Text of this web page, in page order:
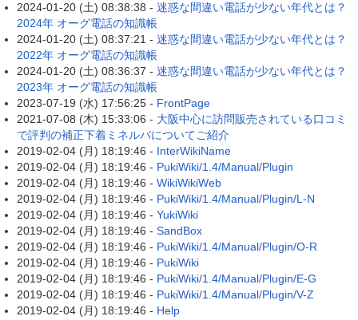
2024-01-20 (土) 08:38:38 - 迷惑な間違い電話が少ない年代とは？
2024年 オーグ電話の知識帳
2024-01-20 (土) 08:37:21 - 迷惑な間違い電話が少ない年代とは？
2022年 オーグ電話の知識帳
2024-01-20 (土) 08:36:37 - 迷惑な間違い電話が少ない年代とは？
2023年 オーグ電話の知識帳
2023-07-19 (水) 17:56:25 - FrontPage
2021-07-08 (木) 15:33:06 - 大阪中心に訪問販売されている口コミ
で評判の補正下着ミネルバについてご紹介
2019-02-04 (月) 18:19:46 - InterWikiName
2019-02-04 (月) 18:19:46 - PukiWiki/1.4/Manual/Plugin
2019-02-04 (月) 18:19:46 - WikiWikiWeb
2019-02-04 (月) 18:19:46 - PukiWiki/1.4/Manual/Plugin/L-N
2019-02-04 (月) 18:19:46 - YukiWiki
2019-02-04 (月) 18:19:46 - SandBox
2019-02-04 (月) 18:19:46 - PukiWiki/1.4/Manual/Plugin/O-R
2019-02-04 (月) 18:19:46 - PukiWiki
2019-02-04 (月) 18:19:46 - PukiWiki/1.4/Manual/Plugin/E-G
2019-02-04 (月) 18:19:46 - PukiWiki/1.4/Manual/Plugin/V-Z
2019-02-04 (月) 18:19:46 - Help